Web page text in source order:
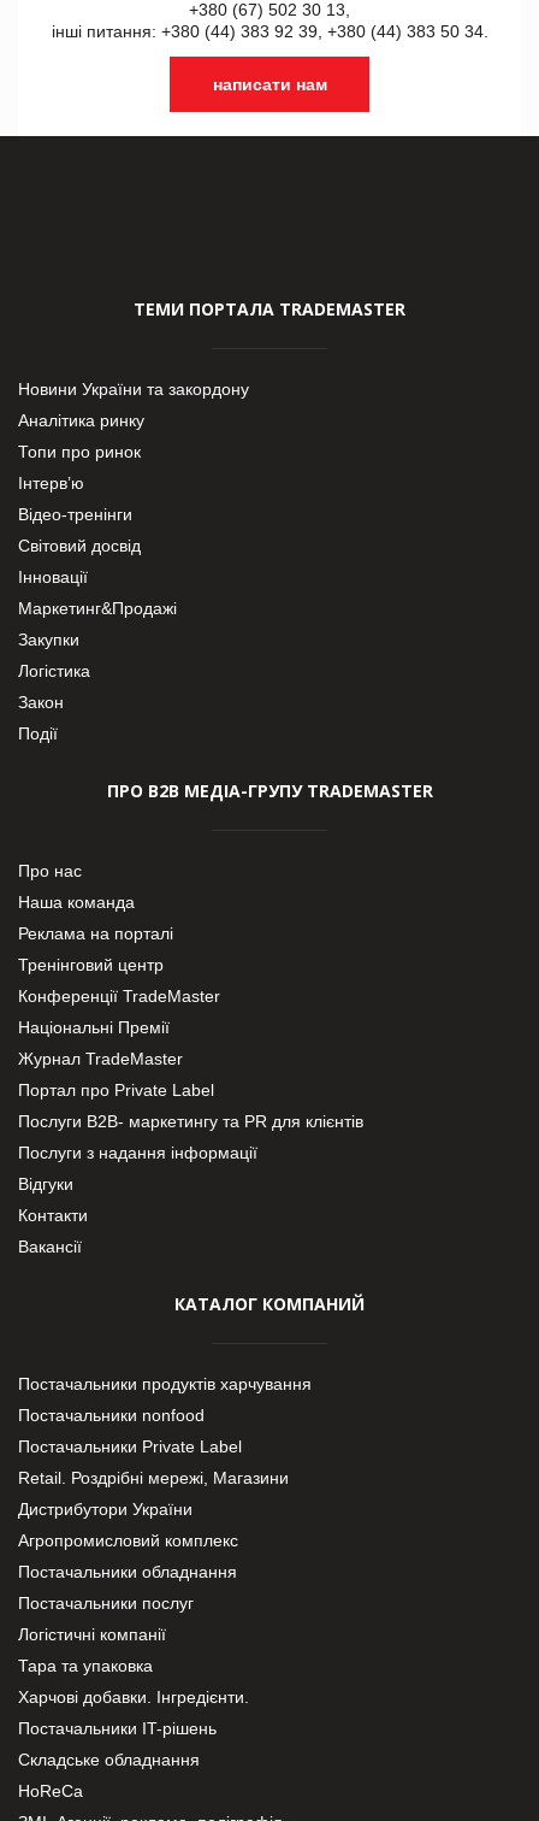
+380 (67) 502 30 13,
інші питання: +380 (44) 383 92 39, +380 (44) 383 50 34.
написати нам
ТЕМИ ПОРТАЛА TRADEMASTER
Новини України та закордону
Аналітика ринку
Топи про ринок
Інтерв’ю
Відео-тренінги
Світовий досвід
Інновації
Маркетинг&Продажі
Закупки
Логістика
Закон
Події
ПРО В2В МЕДІА-ГРУПУ TRADEMASTER
Про нас
Наша команда
Реклама на порталі
Тренінговий центр
Конференції TradeMaster
Національні Премії
Журнал TradeMaster
Портал про Private Label
Послуги В2В- маркетингу та PR для клієнтів
Послуги з надання інформації
Відгуки
Контакти
Вакансії
КАТАЛОГ КОМПАНИЙ
Постачальники продуктів харчування
Постачальники nonfood
Постачальники Private Label
Retail. Роздрібні мережі, Магазини
Дистрибутори України
Агропромисловий комплекс
Постачальники обладнання
Постачальники послуг
Логістичні компанії
Тара та упаковка
Харчові добавки. Інгредієнти.
Постачальники IT-рішень
Складське обладнання
HoReCa